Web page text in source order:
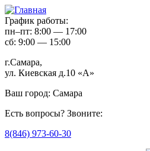
График работы:
пн–пт: 8:00 — 17:00
сб: 9:00 — 15:00
г.Самара,
ул. Киевская д.10 «А»
Ваш город: Самара
Есть вопросы? Звоните:
8(846) 973-60-30